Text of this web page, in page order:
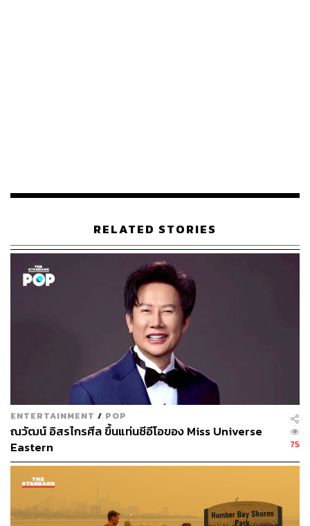
RELATED STORIES
ENTERTAINMENT / POP
ณวัฒน์ อิสรไกรศีล ขึ้นแท่นซีอีโอของ Miss Universe
Eastern
75